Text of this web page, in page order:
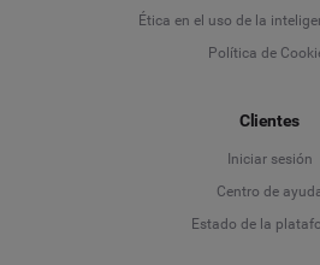
Ética en el uso de la
Política de
Clientes
Iniciar sesión
Centro de
Estado de la